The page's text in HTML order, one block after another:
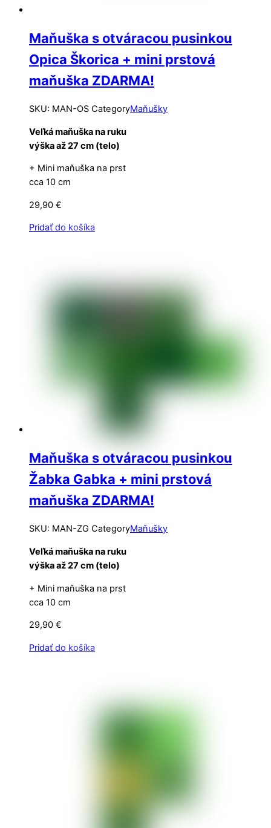
Maňuška s otváracou pusinkou
Opica Škorica + mini prstová
maňuška ZDARMA!
SKU: MAN-OS CategoryMaňušky
Veľká maňuška na ruku
výška až 27 cm (telo)
+ Mini maňuška na prst
cca 10 cm
29,90 €
Pridať do košíka
Maňuška s otváracou pusinkou
Žabka Gabka + mini prstová
maňuška ZDARMA!
SKU: MAN-ZG CategoryMaňušky
Veľká maňuška na ruku
výška až 27 cm (telo)
+ Mini maňuška na prst
cca 10 cm
29,90 €
Pridať do košíka